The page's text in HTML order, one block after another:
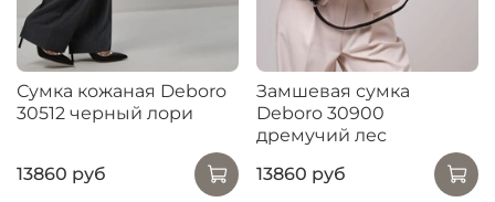
Сумка кожаная Deboro
30512 черный лори
13860 руб
Замшевая сумка
Deboro 30900
дремучий лес
13860 руб